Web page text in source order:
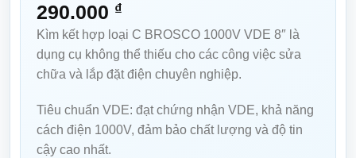
290.000 ₫
Kìm kết hợp loại C BROSCO 1000V VDE 8″ là
dụng cụ không thể thiếu cho các công việc sửa
chữa và lắp đặt điện chuyên nghiệp.
Tiêu chuẩn VDE: đạt chứng nhận VDE, khả năng
cách điện 1000V, đảm bảo chất lượng và độ tin
cậy cao nhất.